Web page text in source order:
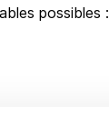
possibles :